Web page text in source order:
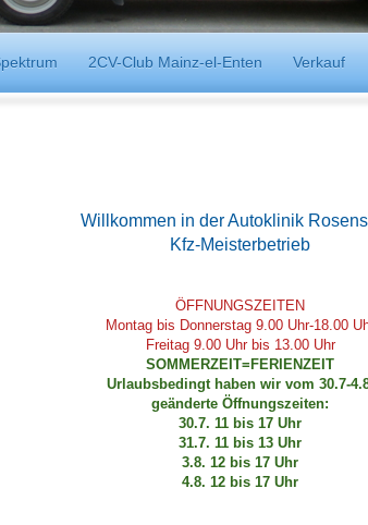
2CV-Club Mainz-el-Enten Verkauf
Willkommen in der Autoklinik
Kfz-Meisterbetrieb
ÖFFNUNGSZEITEN
Montag bis Donnerstag 9.00 Uhr-18.00
Freitag 9.00 Uhr bis 13.00 Uhr
SOMMERZEIT=FERIENZEIT
Urlaubsbedingt haben wir vom 30.7-
geänderte Öffnungszeiten:
30.7. 11 bis 17 Uhr
31.7. 11 bis 13 Uhr
3.8. 12 bis 17 Uhr
4.8. 12 bis 17 Uhr